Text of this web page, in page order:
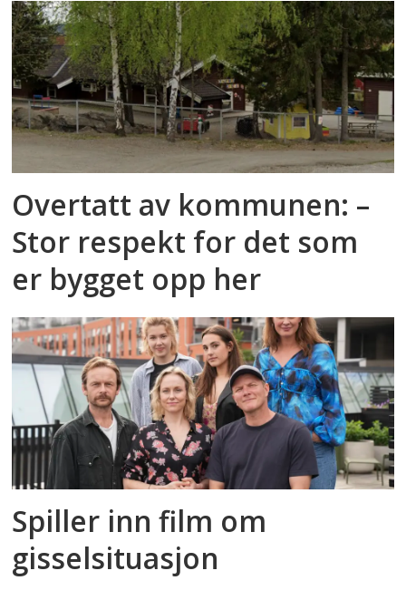
Overtatt av kommunen: –
Stor respekt for det som
er bygget opp her
Spiller inn film om
gisselsituasjon